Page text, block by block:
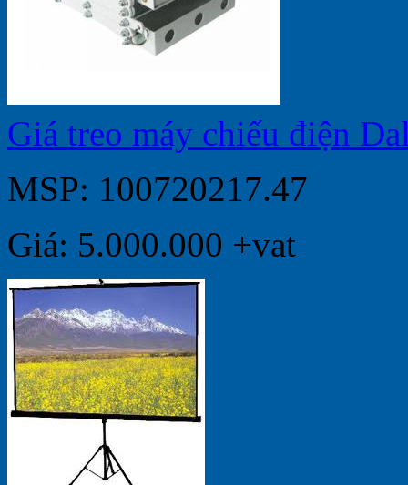
Giá treo máy chiếu điện
MSP: 100720217.47
Giá: 5.000.000 +vat